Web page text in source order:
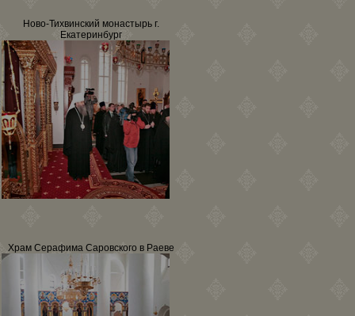
Ново-Тихвинский монастырь г.
Екатеринбург
Храм Серафима Саровского в Раеве